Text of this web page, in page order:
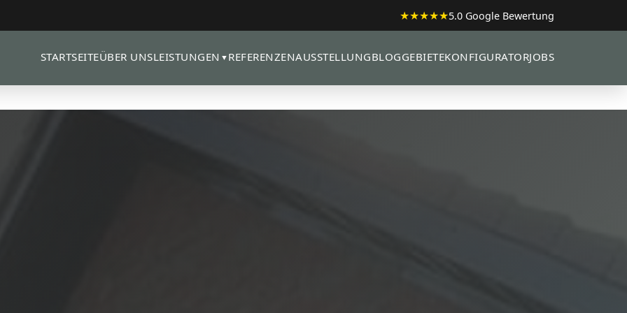
★★★★★5.0 Google Bewertung
STARTSEITEÜBER UNSLEISTUNGEN ▼ REFERENZENAUSSTELLUNGBLOGGEBIETEKONFIGURATORJOBS